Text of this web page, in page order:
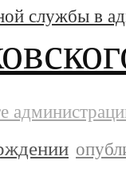
службы в